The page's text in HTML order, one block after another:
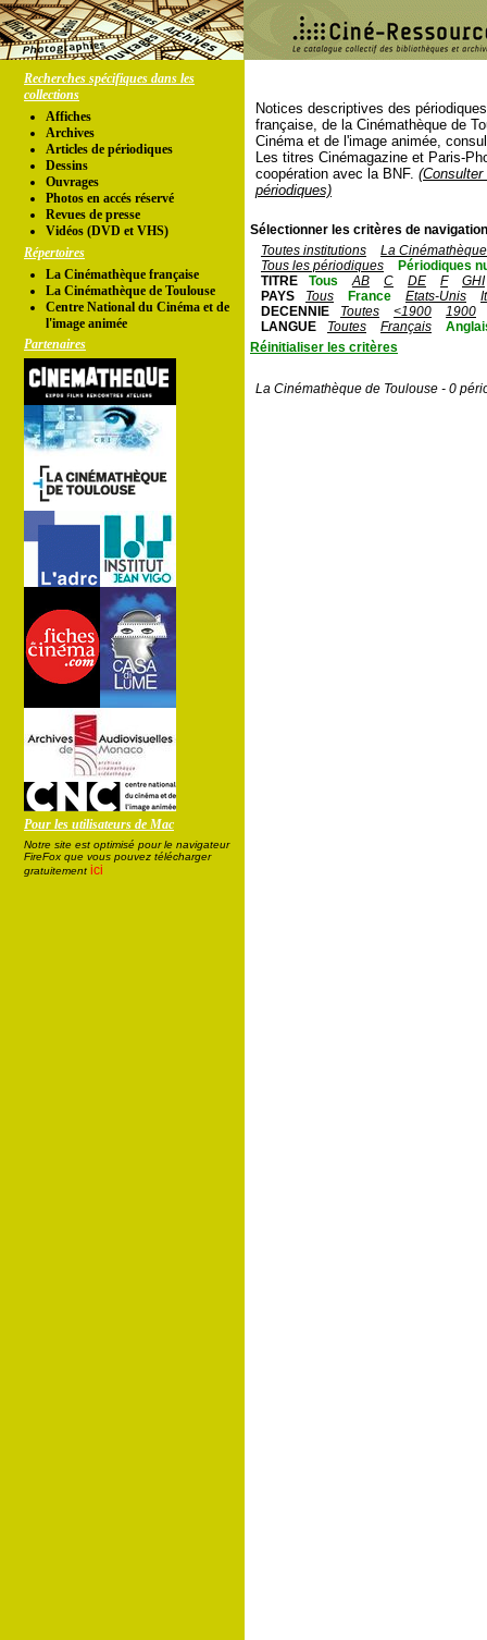
Recherches spécifiques dans les
collections
Affiches
Archives
Articles de périodiques
Dessins
Ouvrages
Photos en accés réservé
Revues de presse
Vidéos (DVD et VHS)
Répertoires
La Cinémathèque française
La Cinémathèque de Toulouse
Centre National du Cinéma et de
l'image animée
Partenaires
Pour les utilisateurs de Mac
Notre site est optimisé pour le navigateur
FireFox que vous pouvez télécharger
gratuitement ici
Notices descriptives des
française, de la Cinémathèque de
Cinéma et de l'image animée,
Les titres Cinémagazine et Paris-
coopération avec la BNF.
périodiques)
Sélectionner les critères de
Toutes institutions
La
Tous les périodiques
Périodiques
TITRE
Tous AB C DE F
GHI
PAYS
Tous France Etats-Unis
DECENNIE
Toutes <1900
1900
LANGUE
Toutes Français
Réinitialiser les critères
La Cinémathèque de Toulouse - 0